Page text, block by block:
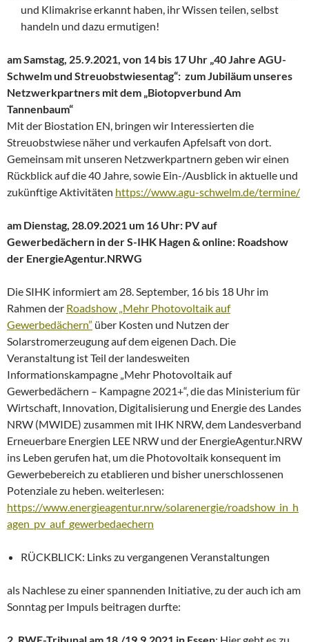
und Klimakrise erkannt haben, ihr Wissen teilen, selbst
handeln und dazu ermutigen!
am Samstag, 25.9.2021, von 14 bis 17 Uhr „40 Jahre AGU-
Schwelm und Streuobstwiesentag“: zum Jubiläum unseres
Netzwerkpartners mit dem „Biotopverbund Am
Tannenbaum“
Mit der Biostation EN, bringen wir Interessierten die
Streuobstwiese näher und verkaufen Apfelsaft von dort.
Gemeinsam mit unseren Netzwerkpartnern geben wir einen
Rückblick auf die 40 Jahre, sowie Ein-/Ausblick in aktuelle und
zukünftige Aktivitäten https://www.agu-schwelm.de/termine/
am Dienstag, 28.09.2021 um 16 Uhr: PV auf
Gewerbedächern in der S-IHK Hagen & online: Roadshow
der EnergieAgentur.NRWG
Die SIHK informiert am 28. September, 16 bis 18 Uhr im
Rahmen der Roadshow „Mehr Photovoltaik auf
Gewerbedächern” über Kosten und Nutzen der
Solarstromerzeugung auf dem eigenen Dach. Die
Veranstaltung ist Teil der landesweiten
Informationskampagne „Mehr Photovoltaik auf
Gewerbedächern – Kampagne 2021+“, die das Ministerium für
Wirtschaft, Innovation, Digitalisierung und Energie des Landes
NRW (MWIDE) zusammen mit IHK NRW, dem Landesverband
Erneuerbare Energien LEE NRW und der EnergieAgentur.NRW
ins Leben gerufen hat, um die Photovoltaik konsequent im
Gewerbebereich zu etablieren und bisher unerschlossenen
Potenziale zu heben. weiterlesen:
https://www.energieagentur.nrw/solarenergie/roadshow_in_h
agen_pv_auf_gewerbedaechern
RÜCKBLICK: Links zu vergangenen Veranstaltungen
als Nachlese zu einer spannenden Initiative, zu der auch ich am
Sonntag per Impuls beitragen durfte: